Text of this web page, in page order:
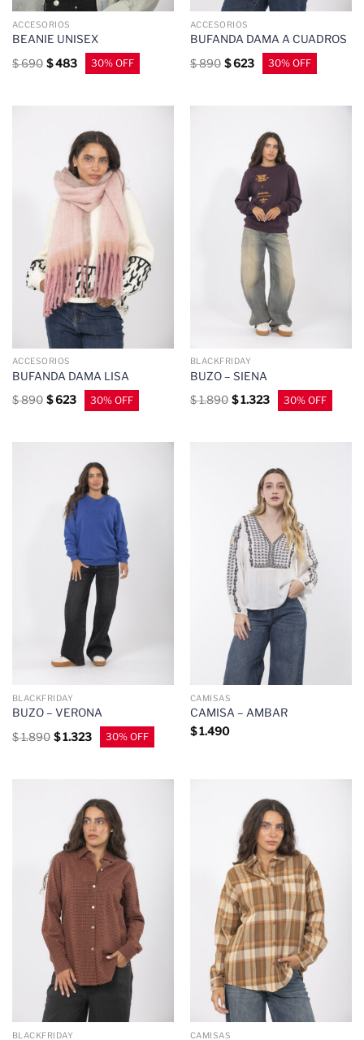
ACCESORIOS
BEANIE UNISEX
$690 $483
ACCESORIOS
BUFANDA DAMA A CUADROS
$890 $623
ACCESORIOS
BUFANDA DAMA LISA
$890 $623
BLACKFRIDAY
BUZO – SIENA
$1.890 $1.323
BLACKFRIDAY
BUZO – VERONA
$1.890 $1.323
CAMISAS
CAMISA – AMBAR
$1.490
BLACKFRIDAY CAMISAS